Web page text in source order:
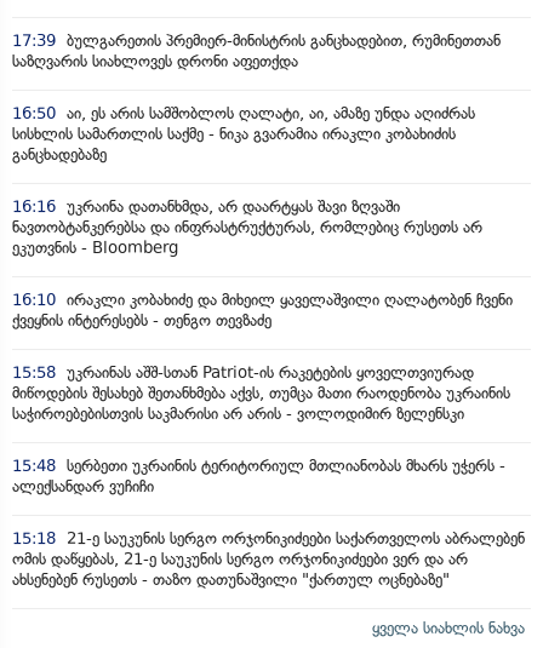
17:39 ბულგარეთის პრემიერ-მინისტრის განცხადებით, რუმინეთთან
საზღვარის სიახლოვეს დრონი აფეთქდა
16:50 აი, ეს არის სამშობლოს ღალატი, აი, ამაზე უნდა აღიძრას
სისხლის სამართლის საქმე - ნიკა გვარამია ირაკლი კობახიძის
განცხადებაზე
16:16 უკრაინა დათანხმდა, არ დაარტყას შავი ზღვაში
ნავთობტანკერებსა და ინფრასტრუქტურას, რომლებიც რუსეთს არ
ეკუთვნის - Bloomberg
16:10 ირაკლი კობახიძე და მიხეილ ყაველაშვილი ღალატობენ ჩვენი
ქვეყნის ინტერესებს - თენგო თევზაძე
15:58 უკრაინას აშშ-სთან Patriot-ის რაკეტების ყოველთვიურად
მიწოდების შესახებ შეთანხმება აქვს, თუმცა მათი რაოდენობა უკრაინის
საჭიროებებისთვის საკმარისი არ არის - ვოლოდიმირ ზელენსკი
15:48 სერბეთი უკრაინის ტერიტორიულ მთლიანობას მხარს უჭერს -
ალექსანდარ ვუჩიჩი
15:18
21-ე საუკუნის სერგო ორჯონიკიძეები საქართველოს აბრალებენ
ომის დაწყებას, 21-ე საუკუნის სერგო ორჯონიკიძეები ვერ და არ
ახსენებენ რუსეთს - თაზო დათუნაშვილი "ქართულ ოცნებაზე"
ყველა სიახლის ნახვა